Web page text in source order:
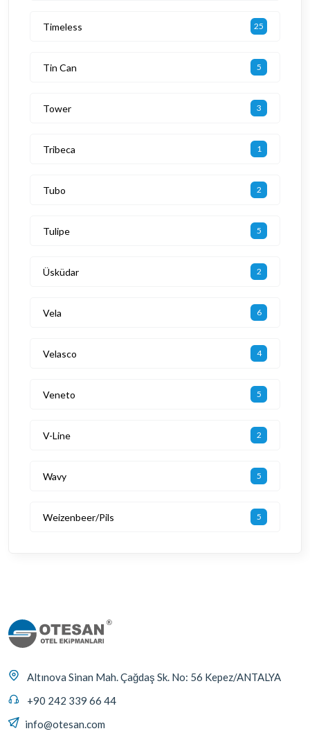
Timeless 25
Tin Can 5
Tower 3
Tribeca 1
Tubo 2
Tulipe 5
Üsküdar 2
Vela 6
Velasco 4
Veneto 5
V-Line 2
Wavy 5
Weizenbeer/Pils 5
Altınova Sinan Mah. Çağdaş Sk. No: 56 Kepez/ANTALYA
+90 242 339 66 44
info@otesan.com